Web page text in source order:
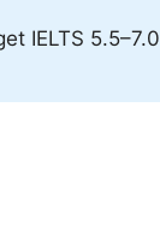
IELTS 5.5–7.0